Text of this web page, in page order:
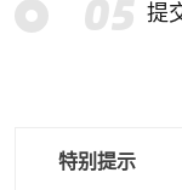
提
特别提示